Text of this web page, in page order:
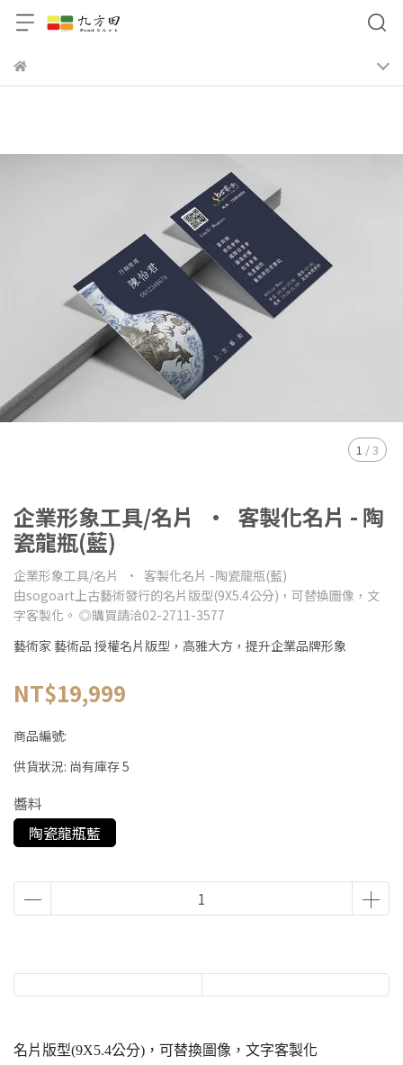
1 /3
企業形象工具/名片 • 客製化名片 - 陶
瓷龍瓶(藍)
企業形象工具/名片 • 客製化名片 -陶瓷龍瓶(藍)
由sogoart上古藝術發行的名片版型(9X5.4公分)，可替換圖像，文
字客製化。 ◎購買請洽02-2711-3577
藝術家 藝術品 授權名片版型，高雅大方，提升企業品牌形象
NT$19,999
商品編號:
供貨狀況: 尚有庫存 5
醬料
陶瓷龍瓶藍
名片版型(9X5.4公分)，可替換圖像，文字客製化